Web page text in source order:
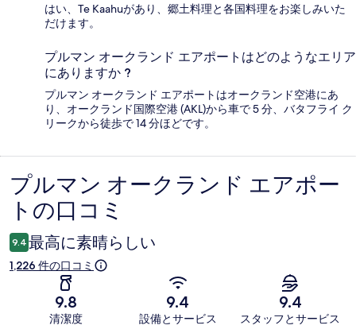
はい、Te Kaahuがあり、郷土料理と各国料理をお楽しみいた
だけます。
プルマン オークランド エアポートはどのようなエリア
にありますか ?
プルマン オークランド エアポートはオークランド空港にあ
り、オークランド国際空港 (AKL)から車で 5 分、バタフライ ク
リークから徒歩で 14 分ほどです。
口
コ
ミ
プルマン オークランド エアポー
トの口コミ
9.4 最高に素晴らしい
1,226 件の口コミ
9.8
清潔度
9.4
設備とサービス
9.4
スタッフとサービス